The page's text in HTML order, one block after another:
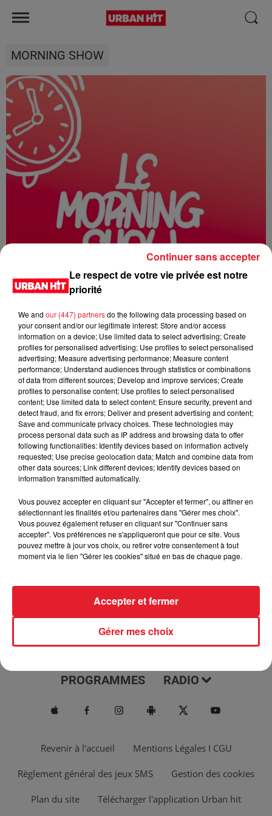
MORNING SHOW
0:00 1 min 19 sec
4 juin 2026 - 1 min 19 sec
MORNING SHOW 07H17 du 04.06.2026
Le Morning Show
ACTUS MUSIQUES
PROGRAMMES RADIO
Revenir à l'accueil Mentions Légales I CGU
Règlement général des jeux SMS Gestion des cookies
Plan du site Télécharger l'application Urban hit
Le respect de votre vie privée est notre
priorité
We and our (447) partnersdo the following data processing based on
your consent and/or our legitimate interest: Store and/or access
information on a device; Use limited data to select advertising; Create
profiles for personalised advertising; Use profiles to select personalised
advertising; Measure advertising performance; Measure content
performance; Understand audiences through statistics or combinations
of data from different sources; Develop and improve services; Create
profiles to personalise content; Use profiles to select personalised
content; Use limited data to select content; Ensure security, prevent and
detect fraud, and fix errors; Deliver and present advertising and content;
Save and communicate privacy choices. These technologies may
process personal data such as IP address and browsing data to offer
following functionalities: Identify devices based on information actively
requested; Use precise geolocation data; Match and combine data from
other data sources; Link different devices; Identify devices based on
information transmitted automatically.
Vous pouvez accepter en cliquant sur "Accepter et fermer", ou affiner en
sélectionnant les finalités et/ou partenaires dans "Gérer mes choix".
Vous pouvez également refuser en cliquant sur "Continuer sans
accepter". Vos préférences ne s'appliqueront que pour ce site. Vous
pouvez mettre à jour vos choix, ou retirer votre consentement à tout
moment via le lien "Gérer les cookies" situé en bas de chaque page.
Gérer mes choix
Accepter et fermer
Continuer sans accepter